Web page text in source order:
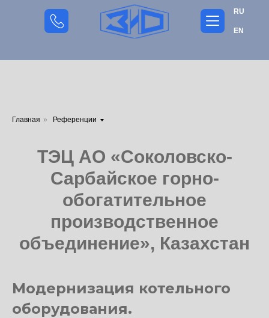
RU
EN
Главная » Референции
ТЭЦ АО «Соколовско-
Сарбайское горно-
обогатительное
производственное
объединение», Казахстан
Модернизация котельного
оборудования.